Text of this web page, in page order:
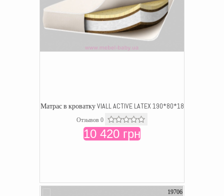
Матрас в кроватку VIALL ACTIVE LATEX 190*80*18
Отзывов 0
10 420 грн
19706